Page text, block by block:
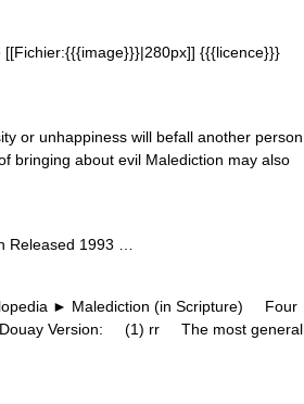
{{{licence}}}
or unhappiness will befall another person
bringing about evil Malediction may also
Released 1993 …
► Malediction (in Scripture) Four
Douay Version: (1) rr The most general